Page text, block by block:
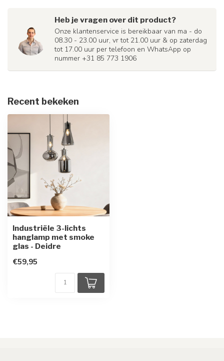
Heb je vragen over dit product?
Onze klantenservice is bereikbaar van ma - do
08.30 - 23.00 uur, vr tot 21.00 uur & op zaterdag
tot 17.00 uur per telefoon en WhatsApp op
nummer +31 85 773 1906
Recent bekeken
Industriële 3-lichts
hanglamp met smoke
glas - Deidre
€59,95